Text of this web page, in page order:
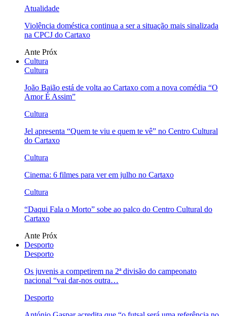
Atualidade
Violência doméstica continua a ser a situação mais sinalizada
na CPCJ do Cartaxo
Ante Próx
Cultura
Cultura
João Baião está de volta ao Cartaxo com a nova comédia “O
Amor É Assim”
Cultura
Jel apresenta “Quem te viu e quem te vê” no Centro Cultural
do Cartaxo
Cultura
Cinema: 6 filmes para ver em julho no Cartaxo
Cultura
“Daqui Fala o Morto” sobe ao palco do Centro Cultural do
Cartaxo
Ante Próx
Desporto
Desporto
Os juvenis a competirem na 2ª divisão do campeonato
nacional “vai dar-nos outra…
Desporto